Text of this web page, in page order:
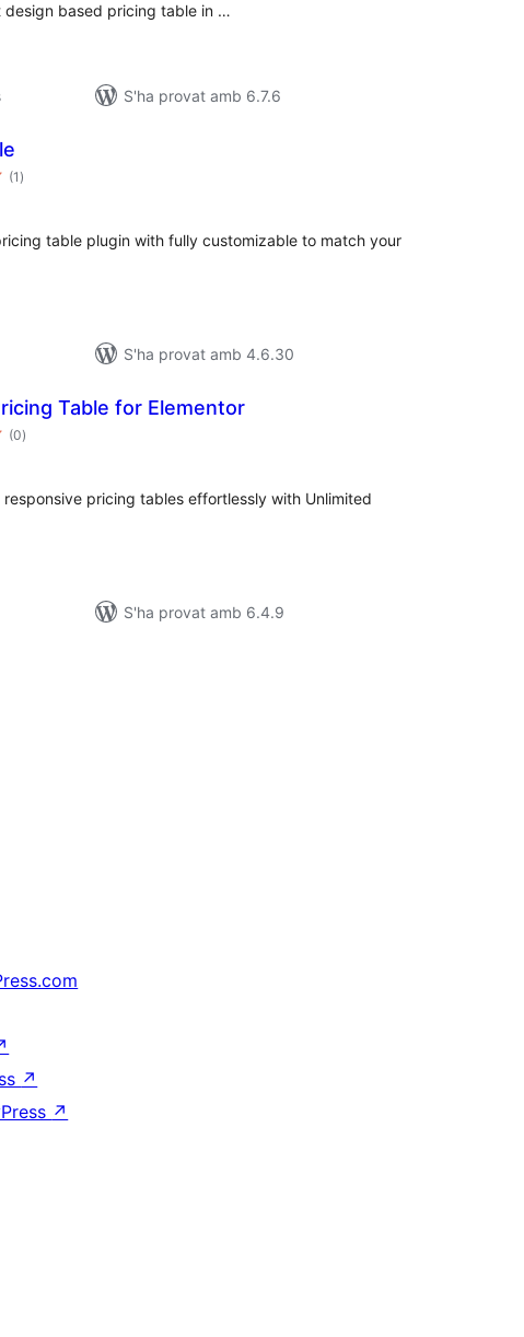
based pricing table in …
S'ha provat amb 6.7.6
(1 puntuacions
totals
)
table plugin with fully customizable to match your
S'ha provat amb 4.6.30
Table for Elementor
(0puntuacions
totals
)
pricing tables effortlessly with Unlimited
S'ha provat amb 6.4.9
↗
↗